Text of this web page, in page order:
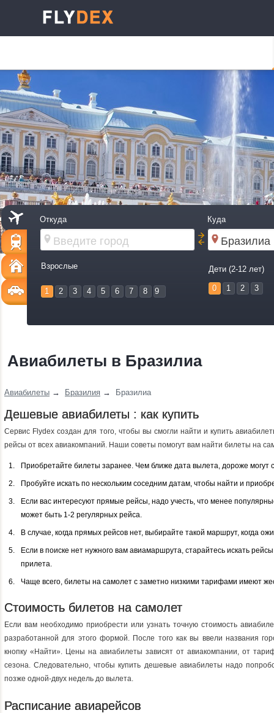
Откуда Куда
Взрослые
1 2 3 4 5 6 7 8 9
Дети (2-12 лет)
0 1 2 3
Авиабилеты в Бразилиа
Авиабилеты → Бразилия → Бразилиа
Дешевые авиабилеты : как купить
Сервис Flydex создан для того, чтобы вы смогли найти и купить
рейсы от всех авиакомпаний. Наши советы помогут вам найти билеты на
Приобретайте билеты заранее. Чем ближе дата вылета, дороже могут
Пробуйте искать по нескольким соседним датам, чтобы найти и
Если вас интересуют прямые рейсы, надо учесть, что менее
может быть 1-2 регулярных рейса.
В случае, когда прямых рейсов нет, выбирайте такой маршрут, когда
Если в поиске нет нужного вам авиамаршрута, старайтесь искать
прилета.
Чаще всего, билеты на самолет с заметно низкими тарифами имеют
Стоимость билетов на самолет
Если вам необходимо приобрести или узнать точную стоимость
разработанной для этого формой. После того как вы ввели названия
кнопку «Найти». Цены на авиабилеты зависят от авиакомпании, от
сезона. Следовательно, чтобы купить дешевые авиабилеты надо
позже одной-двух недель до вылета.
Расписание авиарейсов